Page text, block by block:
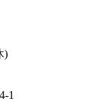
)
1